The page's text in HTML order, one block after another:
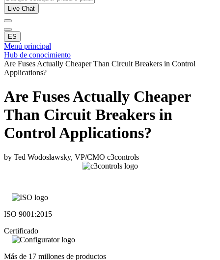
Live Chat
ES
Menú principal
Hub de conocimiento
Are Fuses Actually Cheaper Than Circuit Breakers in Control
Applications?
Are Fuses Actually Cheaper
Than Circuit Breakers in
Control Applications?
by Ted Wodoslawsky, VP/CMO c3controls
ISO 9001:2015
Certificado
Más de 17 millones de productos